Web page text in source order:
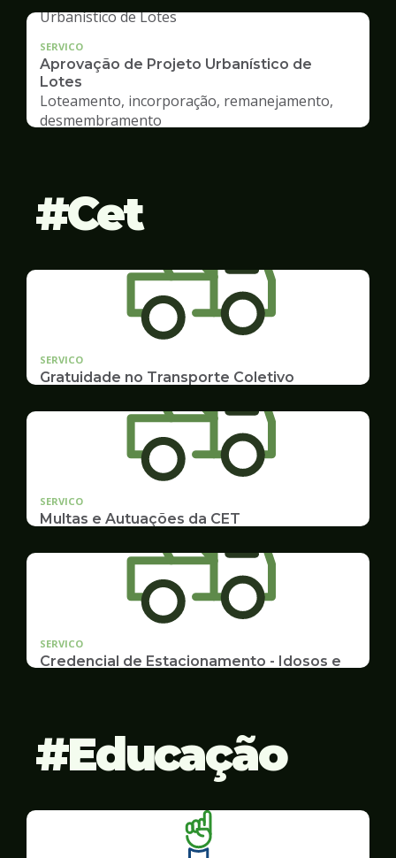
SERVICO
Aprovação de Projeto Urbanístico de
Lotes
Loteamento, incorporação, remanejamento,
desmembramento
Cet
SERVICO
Gratuidade no Transporte Coletivo
Estudantes
SERVICO
Multas e Autuações da CET
da CET desta semana
SERVICO
Credencial de Estacionamento - Idosos e
Educação